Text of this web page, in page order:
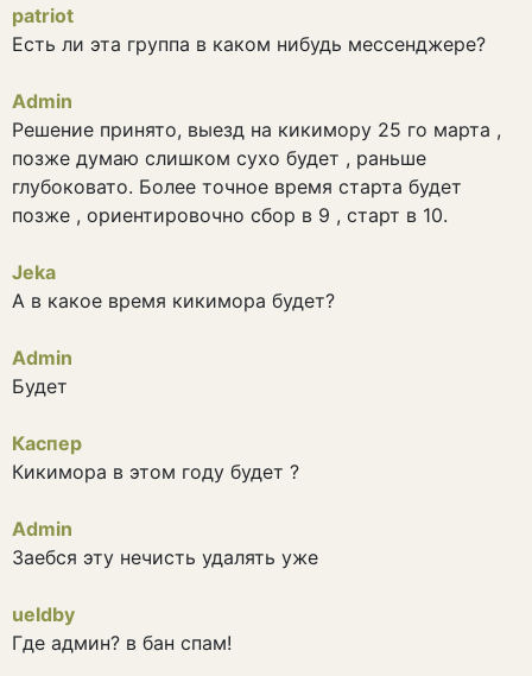
patriot
Есть ли эта группа в каком нибудь мессенджере?
Admin
Решение принято, выезд на кикимору 25 го марта ,
позже думаю слишком сухо будет , раньше
глубоковато. Более точное время старта будет
позже , ориентировочно сбор в 9 , старт в 10.
Jeka
А в какое время кикимора будет?
Admin
Будет
Каспер
Кикимора в этом году будет ?
Admin
Заебся эту нечисть удалять уже
ueldby
Где админ? в бан спам!